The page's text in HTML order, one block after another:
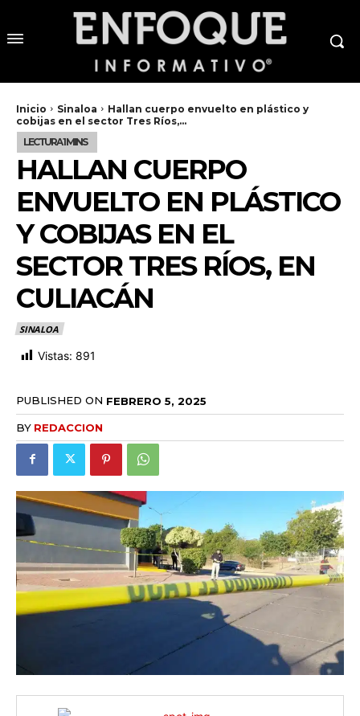
Inicio Sinaloa
Hallan cuerpo envuelto en plástico y
cobijas en el sector Tres Ríos,...
HALLAN CUERPO
ENVUELTO EN PLÁSTICO
Y COBIJAS EN EL
SECTOR TRES RÍOS, EN
CULIACÁN
SINALOA
Vistas: 891
PUBLISHED ON FEBRERO 5, 2025
BY REDACCION